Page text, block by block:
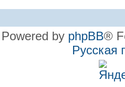
Powered by phpBB®
Русская